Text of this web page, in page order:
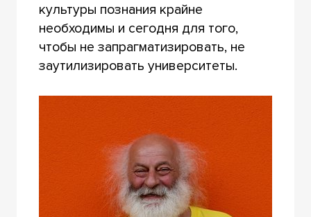
культуры познания крайне
необходимы и сегодня для того,
чтобы не запрагматизировать, не
заутилизировать университеты.